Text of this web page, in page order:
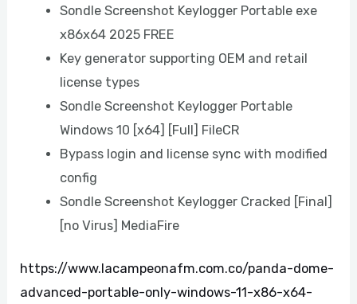
Sondle Screenshot Keylogger Portable exe
x86x64 2025 FREE
Key generator supporting OEM and retail
license types
Sondle Screenshot Keylogger Portable
Windows 10 [x64] [Full] FileCR
Bypass login and license sync with modified
config
Sondle Screenshot Keylogger Cracked [Final]
[no Virus] MediaFire
https://www.lacampeonafm.com.co/panda-dome-
advanced-portable-only-windows-11-x86-x64-